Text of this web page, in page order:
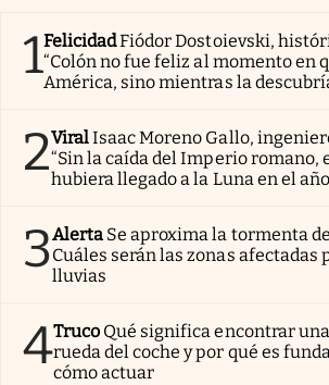
1FelicidadFiódor Dostoievski,
“Colón no fue feliz al momento en
América, sino mientras la
2ViralIsaac Moreno Gallo,
“Sin la caída del Imperio romano,
hubiera llegado a la Luna en el
3Alerta Se aproxima la tormenta
Cuáles serán las zonas afectadas
lluvias
4Truco Qué significa encontrar
rueda del coche y por qué es
cómo actuar